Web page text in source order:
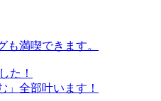
満喫できます。
た！
」全部叶います！